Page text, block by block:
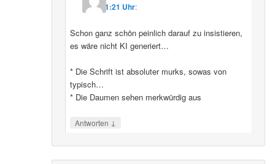
11:21 Uhr:
Schon ganz schön peinlich darauf zu insistieren,
es wäre nicht KI generiert…
* Die Schrift ist absoluter murks, sowas von
typisch…
* Die Daumen sehen merkwürdig aus
Antworten ↓